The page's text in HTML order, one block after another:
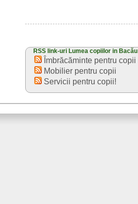
RSS link-uri Lumea copiilor in Bacău
Îmbrăcăminte pentru copii
Mobilier pentru copii
Servicii pentru copii!